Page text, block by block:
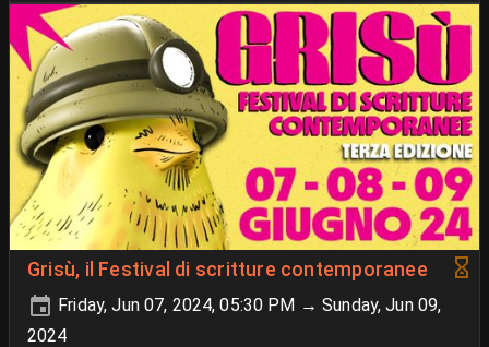
Grisù, il Festival di scritture contemporanee
Friday, Jun 07, 2024, 05:30 PM → Sunday, Jun 09,
2024